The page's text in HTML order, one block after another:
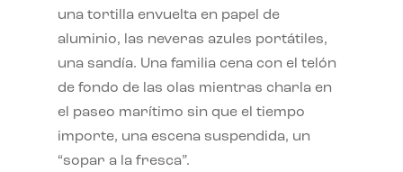
una tortilla envuelta en papel de
aluminio, las neveras azules portátiles,
una sandía. Una familia cena con el telón
de fondo de las olas mientras charla en
el paseo marítimo sin que el tiempo
importe, una escena suspendida, un
“sopar a la fresca”.